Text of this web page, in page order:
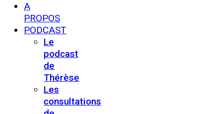
A
PROPOS
PODCAST
Le
podcast
de
Thérèse
Les
consultations